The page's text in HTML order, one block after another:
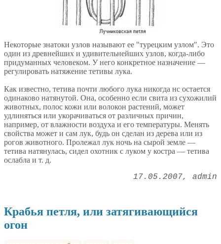
Некоторые знатоки узлов называют ее "турецким узлом". Это
один из древнейших и удивительнейших узлов, когда-либо
придуманных человеком. У него конкретное назначение —
регулировать натяжение тетивы лука.
Как известно, тетива почти любого лука никогда нс остается
одинаково натянутой. Она, особенно если свита из сухожилий
животных, полос кожи или волокон растений, может
удлиняться или укорачиваться от различных причин,
например, от влажности воздуха и его температуры. Менять
свойства может и сам лук, будь он сделан из дерева или из
рогов животного. Пролежал лук ночь на сырой земле —
тетива натянулась, сидел охотник с луком у костра — тетива
ослабла и т. д.
17.05.2007 admin
Крабья петля, или затягивающийся
огон